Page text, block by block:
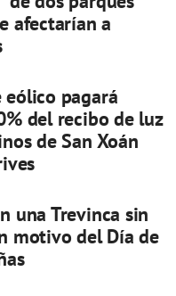
afectarían a
eólico pagará
del recibo de luz
de San Xoán
una Trevinca sin
motivo del Día de